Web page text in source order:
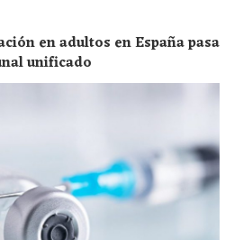
en adultos en España pasa
unificado